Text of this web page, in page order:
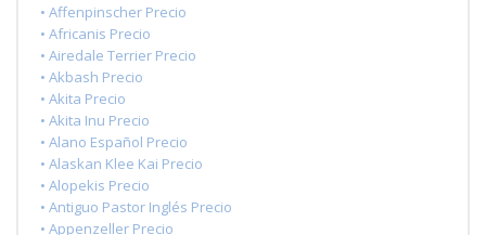
• Affenpinscher Precio
• Africanis Precio
• Airedale Terrier Precio
• Akbash Precio
• Akita Precio
• Akita Inu Precio
• Alano Español Precio
• Alaskan Klee Kai Precio
• Alopekis Precio
• Antiguo Pastor Inglés Precio
• Appenzeller Precio